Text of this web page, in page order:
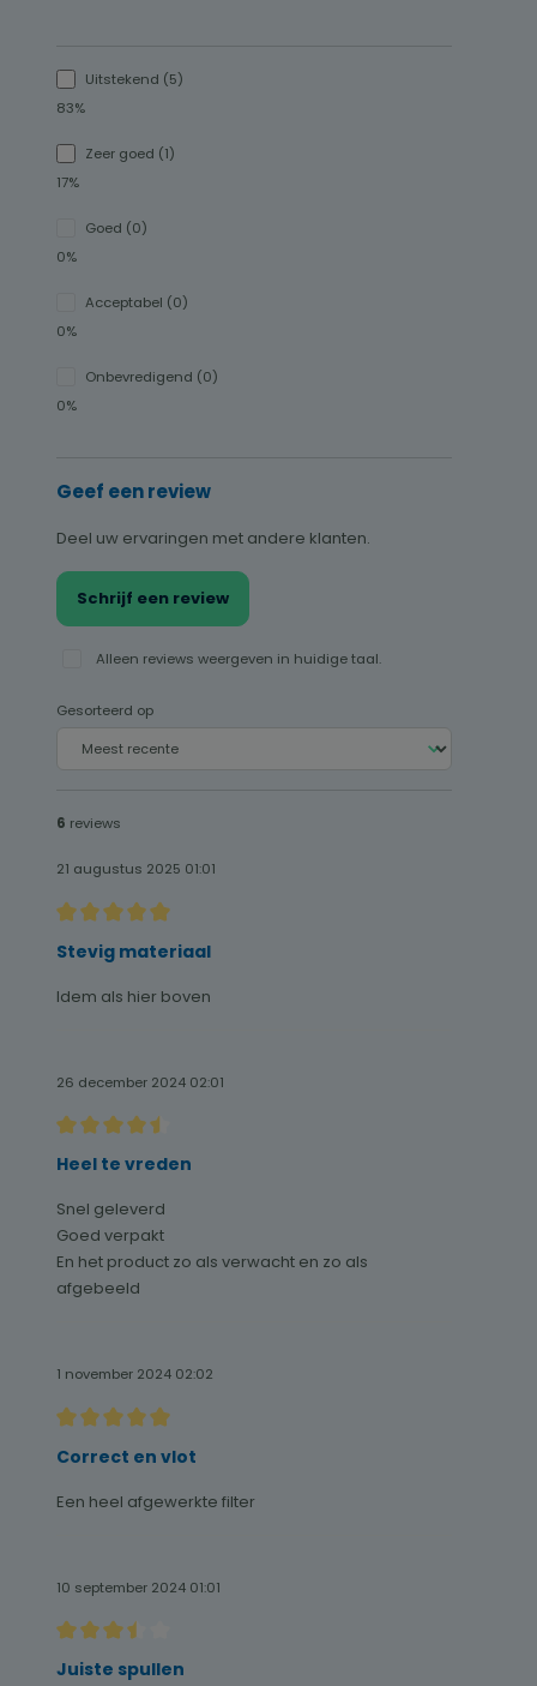
Uitstekend (5)
83%
Zeer goed (1)
17%
Goed (0)
0%
Acceptabel (0)
0%
Onbevredigend (0)
0%
Geef een review
Deel uw ervaringen met andere klanten.
Schrijf een review
Alleen reviews weergeven in huidige taal.
Gesorteerd op
6 reviews
21 augustus 2025 01:01
Recensie met een waardering van 5 van de 5 sterren
Stevig materiaal
Idem als hier boven
26 december 2024 02:01
Recensie met een waardering van 4.5 van de 5 sterren
Heel te vreden
Snel geleverd
Goed verpakt
En het product zo als verwacht en zo als
afgebeeld
1 november 2024 02:02
Recensie met een waardering van 5 van de 5 sterren
Correct en vlot
Een heel afgewerkte filter
10 september 2024 01:01
Recensie met een waardering van 3.5 van de 5 sterren
Juiste spullen